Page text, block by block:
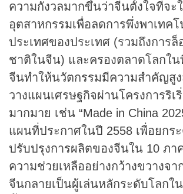
ความกังวลมากขึ้นว่าจีนตั้งใจที่จะ
อุตสาหกรรมเพื่อลดการพึ่งพาเทค
ประเทศของประเทศ (รวมถึงการ
ชาติในจีน) และครองตลาดโลกใน
จีนทำให้นวัตกรรมมีความสำคัญสู
วางแผนเศรษฐกิจผ่านโครงการริเ
มากมาย เช่น “Made in China
แผนที่ประกาศในปี 2558 เพื่อยกร
ปรับปรุงการผลิตของจีนใน 10 ภ
ความช่วยเหลืออย่างกว้างขวางจา
จีนกลายเป็นผู้เล่นหลักระดับโลกใ